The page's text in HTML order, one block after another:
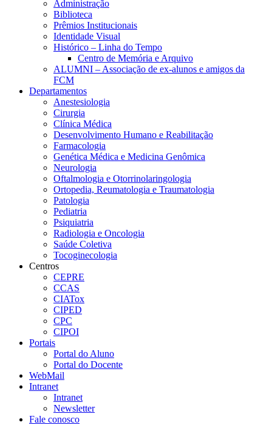
Administração
Biblioteca
Prêmios Institucionais
Identidade Visual
Histórico – Linha do Tempo
Centro de Memória e Arquivo
ALUMNI – Associação de ex-alunos e amigos da
FCM
Departamentos
Anestesiologia
Cirurgia
Clínica Médica
Desenvolvimento Humano e Reabilitação
Farmacologia
Genética Médica e Medicina Genômica
Neurologia
Oftalmologia e Otorrinolaringologia
Ortopedia, Reumatologia e Traumatologia
Patologia
Pediatria
Psiquiatria
Radiologia e Oncologia
Saúde Coletiva
Tocoginecologia
Centros
CEPRE
CCAS
CIATox
CIPED
CPC
CIPOI
Portais
Portal do Aluno
Portal do Docente
WebMail
Intranet
Intranet
Newsletter
Fale conosco